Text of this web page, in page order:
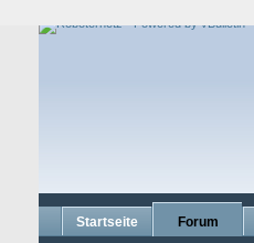
Startseite Forum